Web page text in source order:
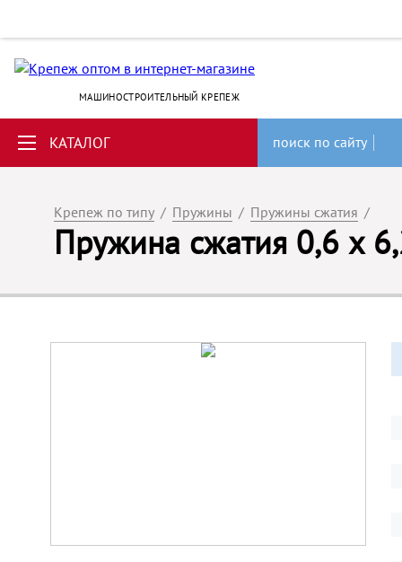
МАШИНОСТРОИТЕЛЬНЫЙ КРЕПЕЖ
КАТАЛОГ поиск по сайту
Крепеж по типу / Пружины / Пружины сжатия /
Пружина сжатия 0,6 х